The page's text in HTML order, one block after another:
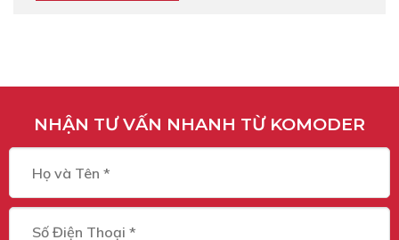
NHẬN TƯ VẤN NHANH TỪ KOMODER